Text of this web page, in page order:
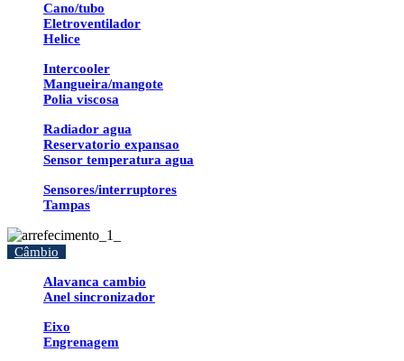
Cano/tubo
Eletroventilador
Helice
Intercooler
Mangueira/mangote
Polia viscosa
Radiador agua
Reservatorio expansao
Sensor temperatura agua
Sensores/interruptores
Tampas
Câmbio
Alavanca cambio
Anel sincronizador
Eixo
Engrenagem